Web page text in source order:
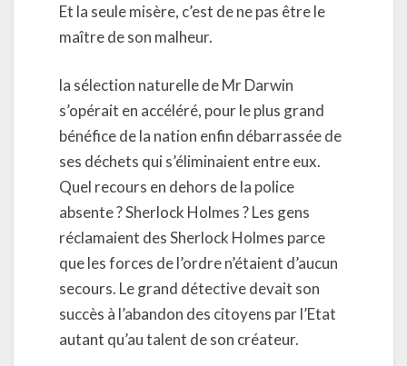
Et la seule misère, c’est de ne pas être le
maître de son malheur.
la sélection naturelle de Mr Darwin
s’opérait en accéléré, pour le plus grand
bénéfice de la nation enfin débarrassée de
ses déchets qui s’éliminaient entre eux.
Quel recours en dehors de la police
absente ? Sherlock Holmes ? Les gens
réclamaient des Sherlock Holmes parce
que les forces de l’ordre n’étaient d’aucun
secours. Le grand détective devait son
succès à l’abandon des citoyens par l’Etat
autant qu’au talent de son créateur.